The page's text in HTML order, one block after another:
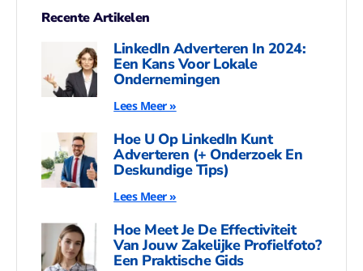
Recente Artikelen
LinkedIn Adverteren In 2024:
Een Kans Voor Lokale
Ondernemingen
Lees Meer »
Hoe U Op LinkedIn Kunt
Adverteren (+ Onderzoek En
Deskundige Tips)
Lees Meer »
Hoe Meet Je De Effectiviteit
Van Jouw Zakelijke Profielfoto?
Een Praktische Gids